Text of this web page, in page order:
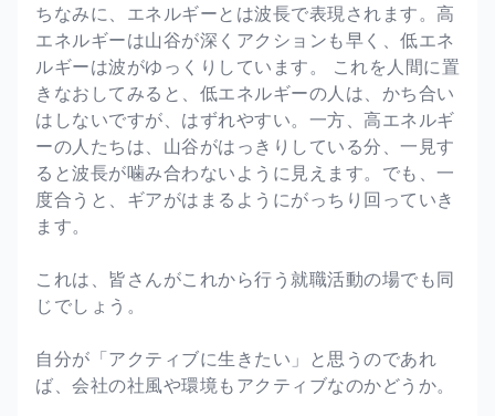
ちなみに、エネルギーとは波長で表現されます。高
エネルギーは山谷が深くアクションも早く、低エネ
ルギーは波がゆっくりしています。 これを人間に置
きなおしてみると、低エネルギーの人は、かち合い
はしないですが、はずれやすい。一方、高エネルギ
ーの人たちは、山谷がはっきりしている分、一見す
ると波長が噛み合わないように見えます。でも、一
度合うと、ギアがはまるようにがっちり回っていき
ます。
これは、皆さんがこれから行う就職活動の場でも同
じでしょう。
自分が「アクティブに生きたい」と思うのであれ
ば、会社の社風や環境もアクティブなのかどうか。